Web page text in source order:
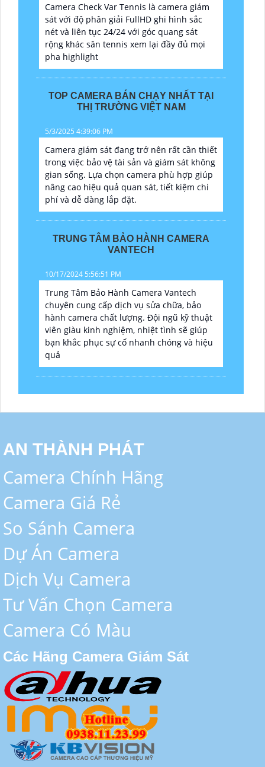
Camera Check Var Tennis là camera giám
sát với độ phân giải FullHD ghi hình sắc
nét và liên tục 24/24 với góc quang sát
rộng khác sân tennis xem lại đầy đủ mọi
pha highlight
TOP CAMERA BÁN CHẠY NHẤT TẠI
THỊ TRƯỜNG VIỆT NAM
5/3/2025 4:39:06 PM
Camera giám sát đang trở nên rất cần thiết
trong việc bảo vệ tài sản và giám sát không
gian sống. Lựa chọn camera phù hợp giúp
nâng cao hiệu quả quan sát, tiết kiệm chi
phí và dễ dàng lắp đặt.
TRUNG TÂM BẢO HÀNH CAMERA
VANTECH
10/17/2024 5:56:51 PM
Trung Tâm Bảo Hành Camera Vantech
chuyên cung cấp dịch vụ sửa chữa, bảo
hành camera chất lượng. Đội ngũ kỹ thuật
viên giàu kinh nghiệm, nhiệt tình sẽ giúp
bạn khắc phục sự cố nhanh chóng và hiệu
quả
AN THÀNH PHÁT
Camera Chính Hãng
Camera Giá Rẻ
So Sánh Camera
Dự Án Camera
Dịch Vụ Camera
Tư Vấn Chọn Camera
Camera Có Màu
Các Hãng Camera Giám Sát